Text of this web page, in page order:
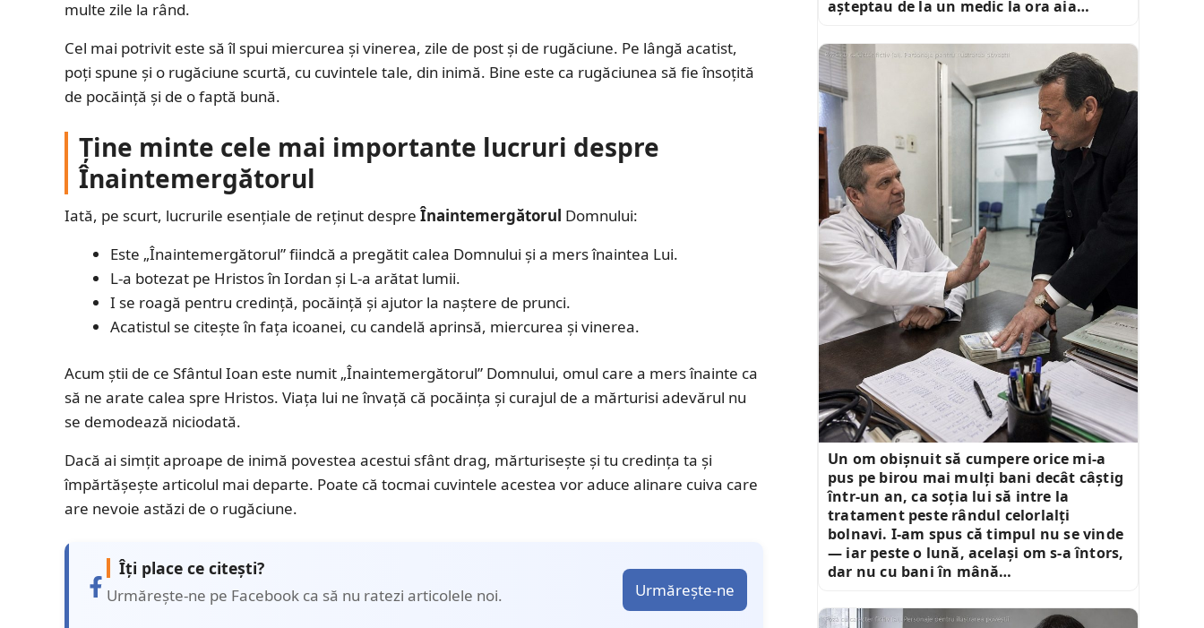
multe zile la rând.
Cel mai potrivit este să îl spui miercurea și vinerea, zile de post și de rugăciune. Pe lângă acatist,
poți spune și o rugăciune scurtă, cu cuvintele tale, din inimă. Bine este ca rugăciunea să fie însoțită
de pocăință și de o faptă bună.
Ține minte cele mai importante lucruri despre
Înaintemergătorul
Iată, pe scurt, lucrurile esențiale de reținut despreÎnaintemergătorul Domnului:
Este „Înaintemergătorul” fiindcă a pregătit calea Domnului și a mers înaintea Lui.
L-a botezat pe Hristos în Iordan și L-a arătat lumii.
I se roagă pentru credință, pocăință și ajutor la naștere de prunci.
Acatistul se citește în fața icoanei, cu candelă aprinsă, miercurea și vinerea.
Acum știi de ce Sfântul Ioan este numit „Înaintemergătorul” Domnului, omul care a mers înainte ca
să ne arate calea spre Hristos. Viața lui ne învață că pocăința și curajul de a mărturisi adevărul nu
se demodează niciodată.
Dacă ai simțit aproape de inimă povestea acestui sfânt drag, mărturisește și tu credința ta și
împărtășește articolul mai departe. Poate că tocmai cuvintele acestea vor aduce alinare cuiva care
are nevoie astăzi de o rugăciune.
Îți place ce citești?
Urmărește-ne pe Facebook ca să nu ratezi articolele noi. Urmărește-ne
așteptau de la un medic la ora aia…
Un om obișnuit să cumpere orice mi-a
pus pe birou mai mulți bani decât câștig
într-un an, ca soția lui să intre la
tratament peste rândul celorlalți
bolnavi. I-am spus că timpul nu se vinde
— iar peste o lună, același om s-a întors,
dar nu cu bani în mână…